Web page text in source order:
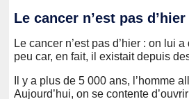
Le cancer n’est pas d’hier
Le cancer n’est pas d’hier : on lui
peu car, en fait, il existait depuis
Il y a plus de 5 000 ans, l’homme
Aujourd’hui, on se contente